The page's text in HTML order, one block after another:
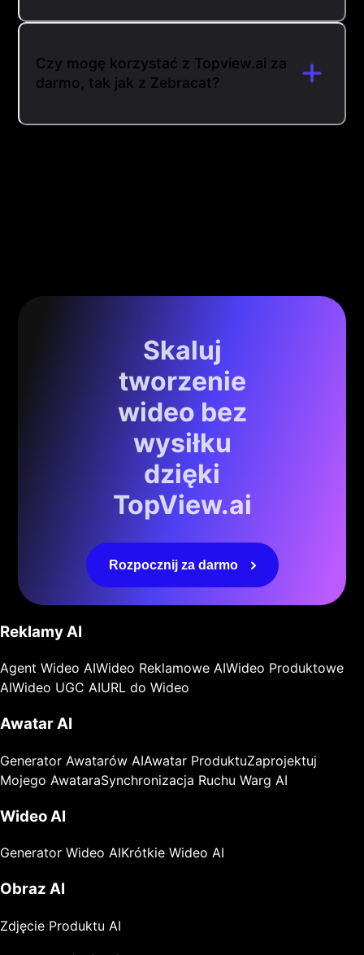
Czy mogę korzystać z Topview.ai za
darmo, tak jak z Zebracat?
Skaluj
tworzenie
wideo bez
wysiłku
dzięki
TopView.ai
Rozpocznij za darmo
Reklamy AI
Agent Wideo AIWideo Reklamowe AIWideo Produktowe
AIWideo UGC AIURL do Wideo
Awatar AI
Generator Awatarów AIAwatar ProduktuZaprojektuj
Mojego AwataraSynchronizacja Ruchu Warg AI
Wideo AI
Generator Wideo AIKrótkie Wideo AI
Obraz AI
Zdjęcie Produktu AI